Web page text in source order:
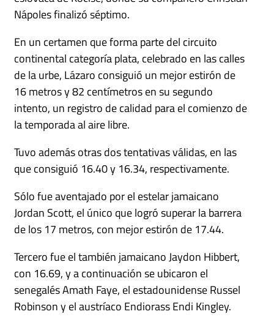
Nápoles finalizó séptimo.
En un certamen que forma parte del circuito
continental categoría plata, celebrado en las calles
de la urbe, Lázaro consiguió un mejor estirón de
16 metros y 82 centímetros en su segundo
intento, un registro de calidad para el comienzo de
la temporada al aire libre.
Tuvo además otras dos tentativas válidas, en las
que consiguió 16.40 y 16.34, respectivamente.
Sólo fue aventajado por el estelar jamaicano
Jordan Scott, el único que logró superar la barrera
de los 17 metros, con mejor estirón de 17.44.
Tercero fue el también jamaicano Jaydon Hibbert,
con 16.69, y a continuación se ubicaron el
senegalés Amath Faye, el estadounidense Russel
Robinson y el austríaco Endiorass Endi Kingley.